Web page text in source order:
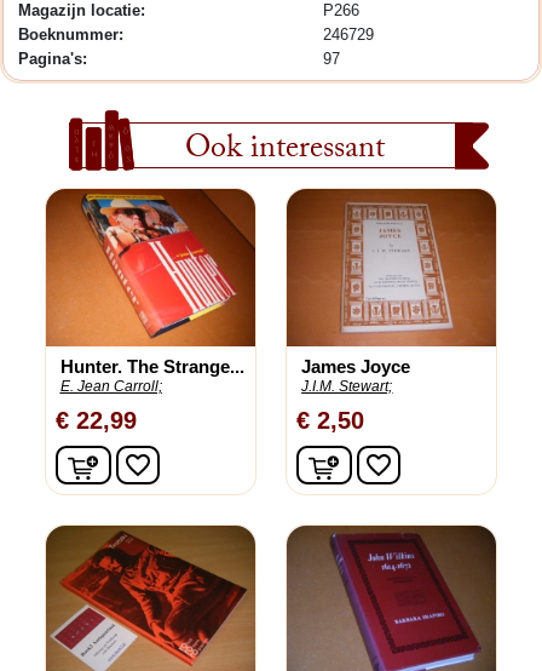
Magazijn locatie:
P266
Boeknummer:
246729
Pagina's:
97
Ook interessant
Hunter. The Strange...
E. Jean Carroll;
€ 22,99
In winkelwagen
favorite_border
James Joyce
J.I.M. Stewart;
€ 2,50
In winkelwagen
favorite_border